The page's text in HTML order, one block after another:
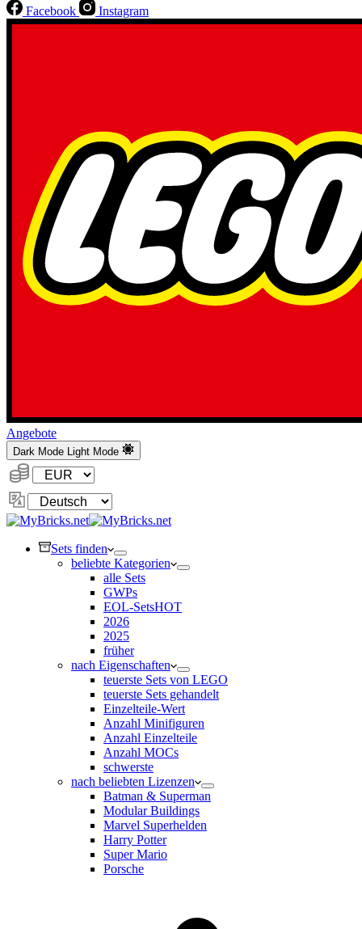
Facebook Instagram
Angebote
Dark Mode Light Mode
Währung:
Sprache
ändern
Sets finden
beliebte Kategorien
alle Sets
GWPs
EOL-SetsHOT
2026
2025
früher
nach Eigenschaften
teuerste Sets von LEGO
teuerste Sets gehandelt
Einzelteile-Wert
Anzahl Minifiguren
Anzahl Einzelteile
Anzahl MOCs
schwerste
nach beliebten Lizenzen
Batman & Superman
Modular Buildings
Marvel Superhelden
Harry Potter
Super Mario
Porsche